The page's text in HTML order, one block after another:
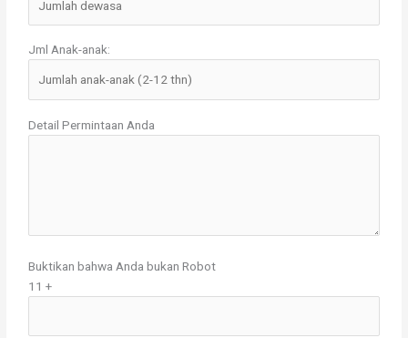
Jml Anak-anak:
Detail Permintaan Anda
Buktikan bahwa Anda bukan Robot
11 +